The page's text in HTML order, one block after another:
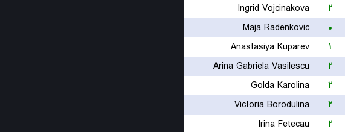
Ingrid Vojcinakova
۲
Maja Radenkovic
۰
Anastasiya Kuparev
۱
Arina Gabriela Vasilescu
۲
Golda Karolina
۲
Victoria Borodulina
۲
Irina Fetecau
۲